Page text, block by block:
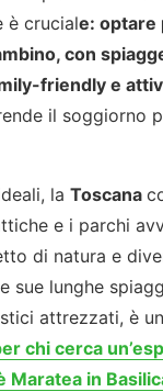
è cruciale: optare
con
friendly e
il soggiorno
la Toscana
e i parchi
di natura e
sue lunghe
attrezzati, è
chi cerca
Maratea in